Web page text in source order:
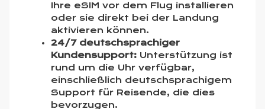
Ihre eSIM vor dem Flug installieren
oder sie direkt bei der Landung
aktivieren können.
24/7 deutschsprachiger
Kundensupport: Unterstützung ist
rund um die Uhr verfügbar,
einschließlich deutschsprachigem
Support für Reisende, die dies
bevorzugen.